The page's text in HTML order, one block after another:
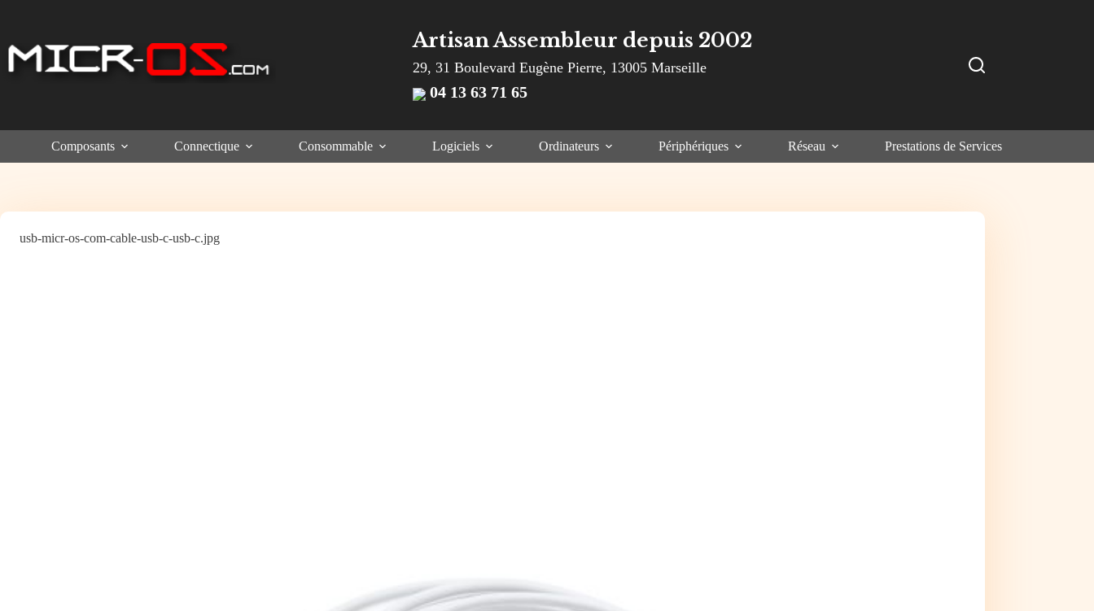
Artisan Assembleur depuis 2002
29, 31 Boulevard Eugène Pierre, 13005 Marseille
04 13 63 71 65
Composants Connectique Consommable Logiciels Ordinateurs Périphériques Réseau Prestations de Services
usb-micr-os-com-cable-usb-c-usb-c.jpg